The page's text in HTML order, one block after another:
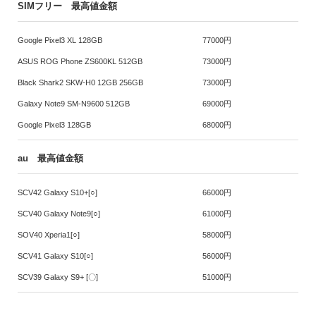
SIMフリー 最高値金額
Google Pixel3 XL 128GB
ASUS ROG Phone ZS600KL 512GB
Black Shark2 SKW-H0 12GB 256GB
Galaxy Note9 SM-N9600 512GB
Google Pixel3 128GB
77000円
73000円
73000円
69000円
68000円
au 最高値金額
SCV42 Galaxy S10+[○]
SCV40 Galaxy Note9[○]
SOV40 Xperia1[○]
SCV41 Galaxy S10[○]
SCV39 Galaxy S9+ [〇]
66000円
61000円
58000円
56000円
51000円